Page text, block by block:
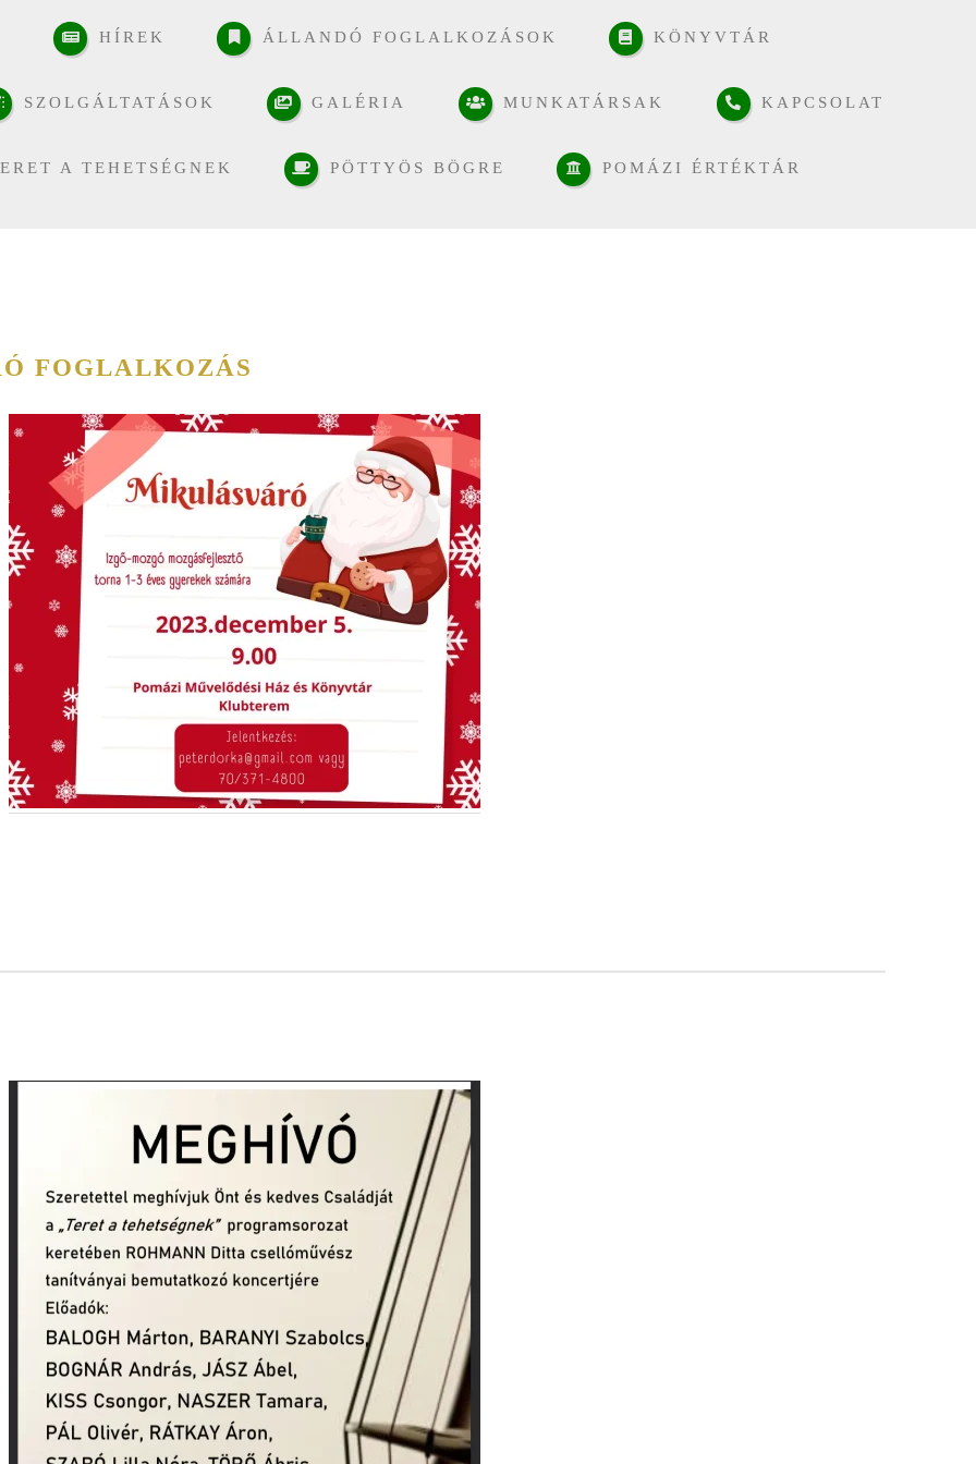
HÍREK ÁLLANDÓ FOGLALKOZÁSOK KÖNYVTÁR
SZOLGÁLTATÁSOK GALÉRIA MUNKATÁRSAK KAPCSOLAT
A TEHETSÉGNEK PÖTTYÖS BÖGRE POMÁZI ÉRTÉKTÁR
FOGLALKOZÁS